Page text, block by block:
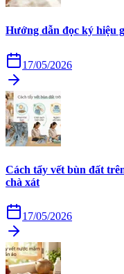
Hướng dẫn đọc ký hiệu
17/05/2026
Cách tẩy vết bùn đất
chà xát
17/05/2026